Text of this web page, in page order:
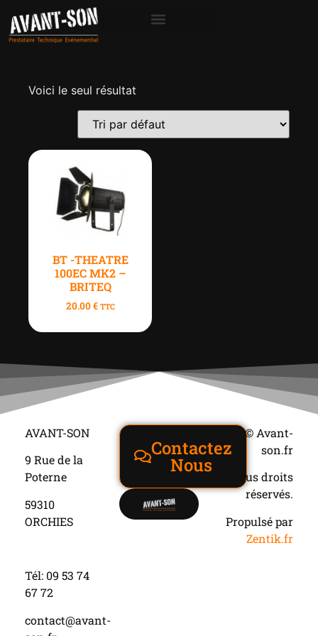
Voici le seul résultat
BT -THEATRE
100EC MK2 –
BRITEQ
20.00€ TTC
AVANT-SON
9 Rue de la
Poterne
59310
ORCHIES
Tél: 09 53 74
67 72
contact@avant-
Contactez
Nous
© Avant-
son.fr
Tous droits
réservés.
Propulsé par
Zentik.fr